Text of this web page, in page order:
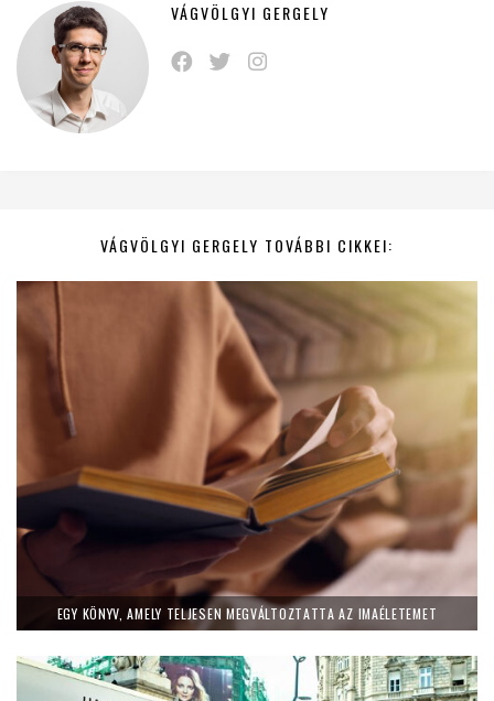
VÁGVÖLGYI GERGELY
VÁGVÖLGYI GERGELY TOVÁBBI CIKKEI:
EGY KÖNYV, AMELY TELJESEN MEGVÁLTOZTATTA AZ IMAÉLETEMET